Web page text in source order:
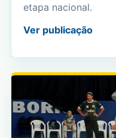
etapa nacional.
Ver publicação